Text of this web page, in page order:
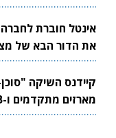
אינטל חוברת
את הדור הבא של
לשבבים
קיידנס השיקה
מארזים מתקדמים ו-PCB